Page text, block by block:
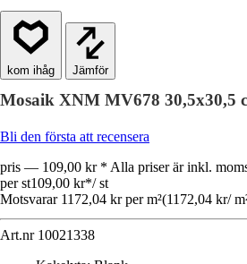
Jämför
Mosaik XNM MV678 30,5x30,5
Bli den första att recensera
pris — 109,00 kr * Alla priser är inkl.
per st109,00 kr*/ st
Motsvarar 1172,04 kr per m²(1172,04 kr/
Art.nr 10021338